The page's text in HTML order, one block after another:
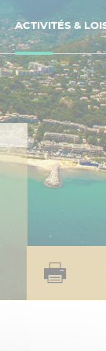
ACTIVITÉS &